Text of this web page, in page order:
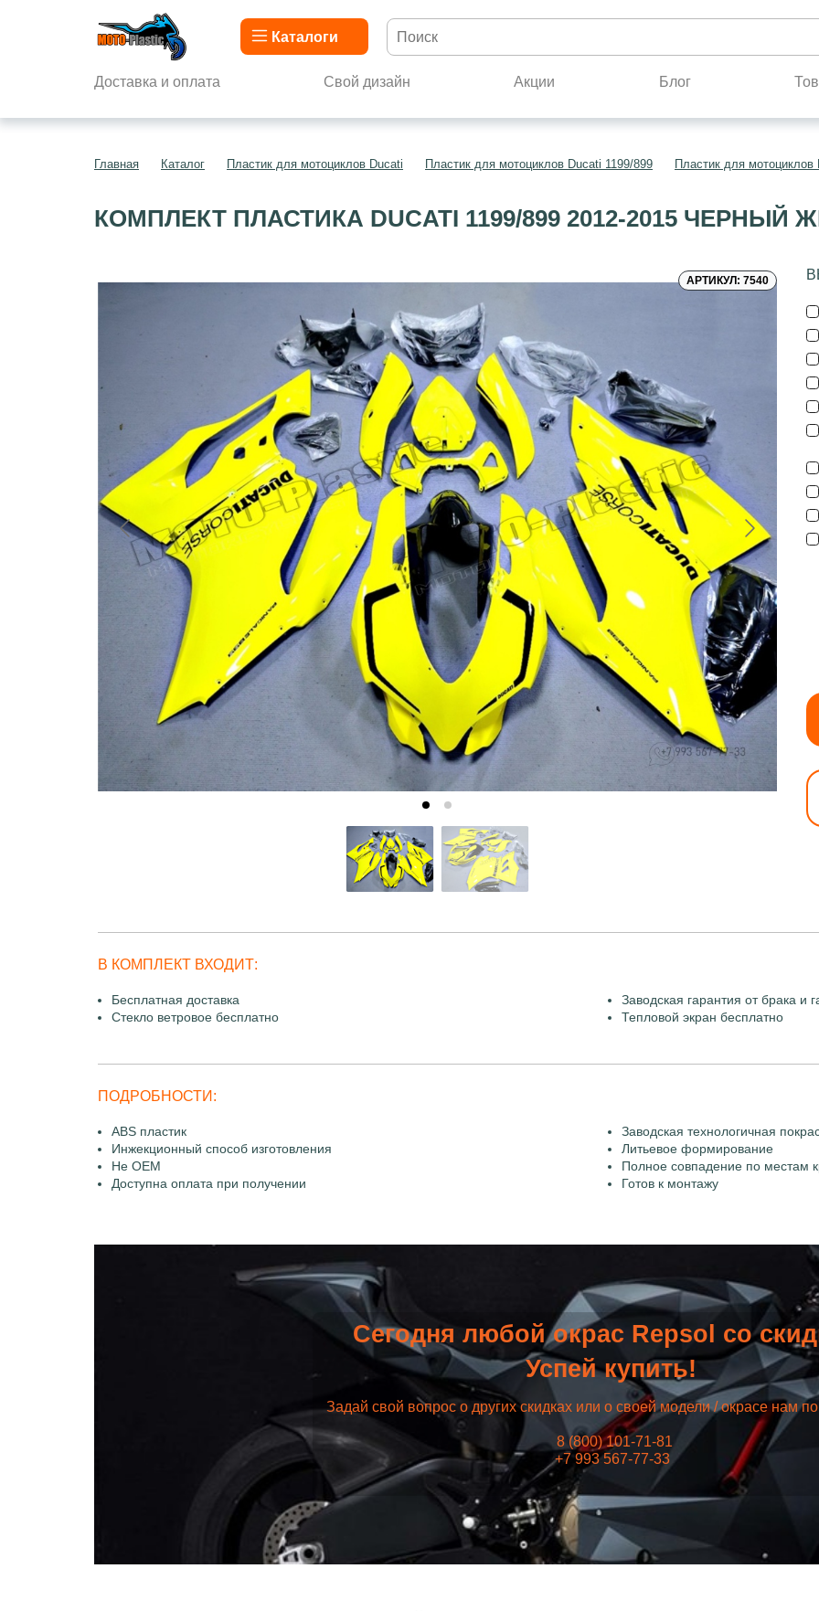
Каталоги
Доставка и оплата Свой дизайн Акции Блог
Главная Каталог Пластик для мотоциклов Ducati Пластик для мотоциклов Ducati 1199/899 Пластик для мотоциклов
КОМПЛЕКТ ПЛАСТИКА DUCATI 1199/899 2012-2015 ЧЕРНЫЙ
АРТИКУЛ: 7540
В КОМПЛЕКТ ВХОДИТ:
Бесплатная доставка
Заводская гарантия от брака и
Стекло ветровое бесплатно
Тепловой экран бесплатно
ПОДРОБНОСТИ:
ABS пластик
Заводская технологичная
Инжекционный способ изготовления
Литьевое формирование
Не OEM
Полное совпадение по местам
Доступна оплата при получении
Готов к монтажу
Сегодня любой окрас Repsol со
Успей купить!
Задай свой вопрос о других скидках или о своей модели / окрасе нам
8 (800) 101-71-81
+7 993 567-77-33